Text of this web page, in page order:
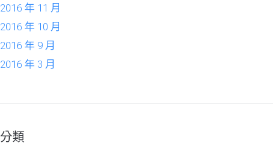
2016 年 11 月
2016 年 10 月
2016 年 9 月
2016 年 3 月
分類